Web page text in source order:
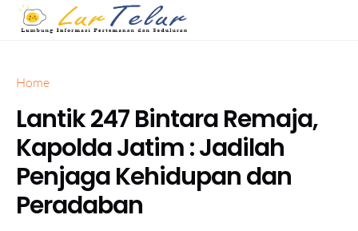
Home
Lantik 247 Bintara Remaja,
Kapolda Jatim : Jadilah
Penjaga Kehidupan dan
Peradaban